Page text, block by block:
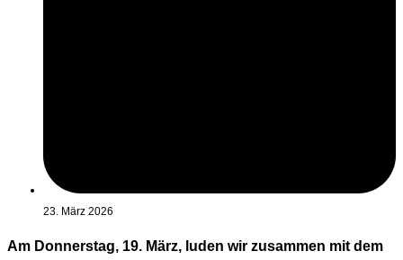
23. März 2026
Am Donnerstag, 19. März, luden wir zusammen mit dem